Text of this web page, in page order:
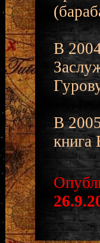
В
В
книга